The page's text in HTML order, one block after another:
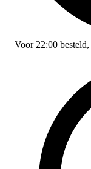
Voor 22:00 besteld,